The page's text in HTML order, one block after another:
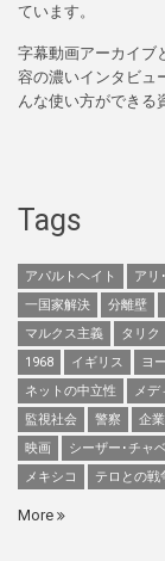
ています。
字幕動画アーカイブ
容の濃いインタビュ
んな使い方ができる
Tags
アパルトヘイト アリ
一国家解決
分離壁
マルクス主義
タリク
1968
イギリス ヨ
ネットの中立性
メデ
監視社会
警察 企
映画
シーザー･チャ
メキシコ
テロとの戦
More